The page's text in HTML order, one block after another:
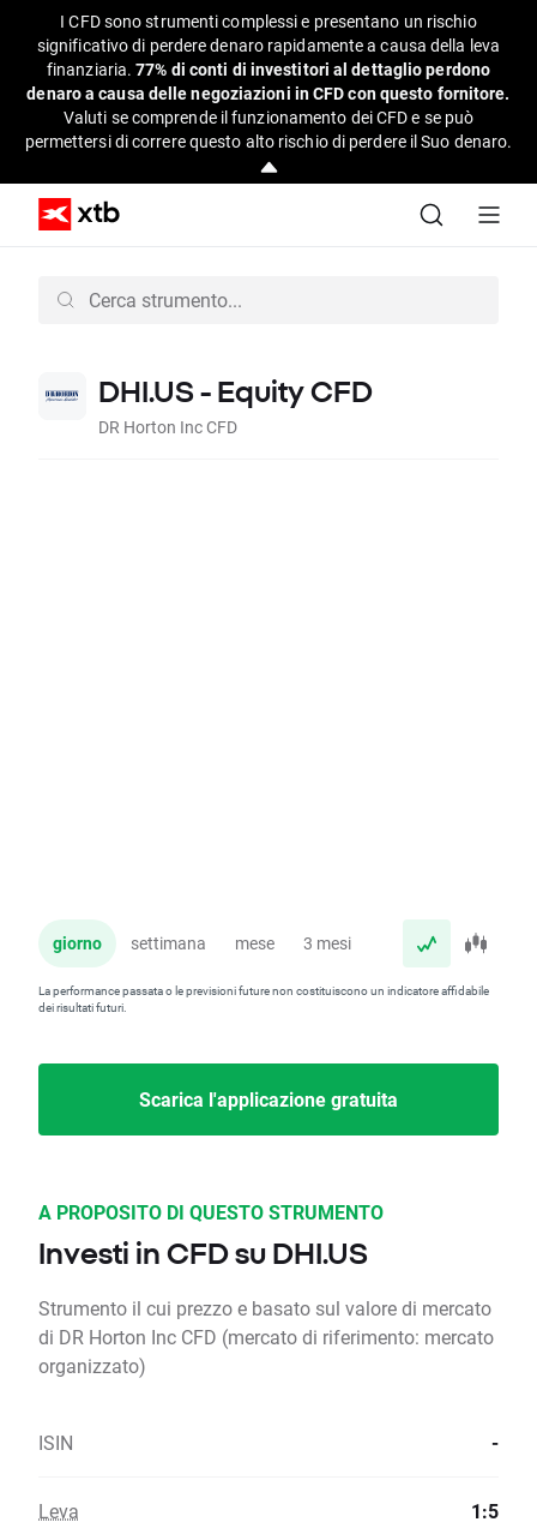
I CFD sono strumenti complessi e presentano un rischio
significativo di perdere denaro rapidamente a causa della leva
finanziaria.77% di conti di investitori al dettaglio perdono
denaro a causa delle negoziazioni in CFD con questo fornitore.
Valuti se comprende il funzionamento dei CFD e se può
permettersi di correre questo alto rischio di perdere il Suo denaro.
DHI.US - Equity CFD
DR Horton Inc CFD
giorno settimana mese 3 mesi anno
La performance passata o le previsioni future non costituiscono un indicatore affidabile
dei risultati futuri.
Scarica l'applicazione gratuita
A PROPOSITO DI QUESTO STRUMENTO
Investi in CFD su DHI.US
Strumento il cui prezzo e basato sul valore di mercato
di DR Horton Inc CFD (mercato di riferimento: mercato
organizzato)
ISIN -
Leva 1:5